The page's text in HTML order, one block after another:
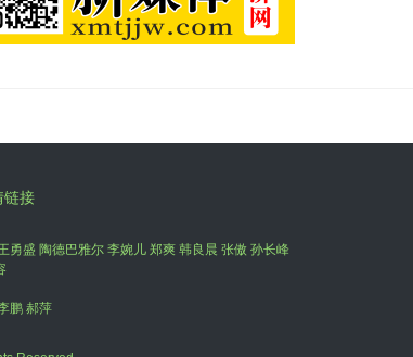
链接
勇盛 陶德巴雅尔 李婉儿 郑爽 韩良晨 张傲 孙长峰
鹏 郝萍